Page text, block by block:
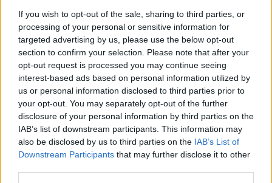
If you wish to opt-out of the sale, sharing to third parties, or
processing of your personal or sensitive information for
targeted advertising by us, please use the below opt-out
section to confirm your selection. Please note that after your
opt-out request is processed you may continue seeing
interest-based ads based on personal information utilized by
us or personal information disclosed to third parties prior to
your opt-out. You may separately opt-out of the further
disclosure of your personal information by third parties on the
IAB’s list of downstream participants. This information may
also be disclosed by us to third parties on the IAB’s List of
Downstream Participants that may further disclose it to other
Βέβαια, η
πρώτη εικόνα από το εσωτερικό του
αυτοκινήτουδεν αποτυπώνει τις κοσμογονικές αλλαγές
που πρόκειται να προκύψουν κάτω από τις μεταλλικές
επιφάνειές του αμαξώματος, ακολουθώντας εν πολλοίς το
παράδειγμα των «πολιτικών» εκδόσεων.
Την ίδια άλλωστε τακτική ακολούθησαν οι Ιάπωνες και